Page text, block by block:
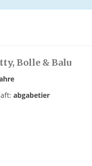
Bolle & Balu
abgabetier